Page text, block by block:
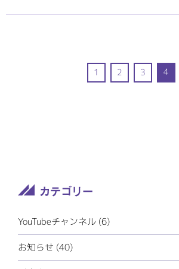
1 2 3 4
YouTubeチャンネル (6)
お知らせ (40)